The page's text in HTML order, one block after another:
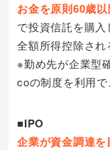
お金を原則60歳
で投資信託を購
全額所得控除され
※勤め先が企業型
coの制度を利用で
■IPO
企業が資金調達